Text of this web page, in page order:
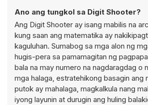
Ano ang tungkol sa Digit Shooter?
Ang Digit Shooter ay isang mabilis na
kung saan ang matematika ay
kaguluhan. Sumabog sa mga alon ng
hugis-pera sa pamamagitan ng
bala na may numero na nagdaragdag o
mga halaga, estratehikong basagin ang
putok ay mahalaga, magkalkula nang
iyong layunin at durugin ang huling